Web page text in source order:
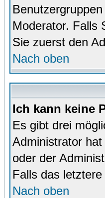
Moderator. Falls
Sie zuerst den
Nach oben
Ich kann keine
Es gibt drei
Administrator
oder der
Falls das
Nach oben